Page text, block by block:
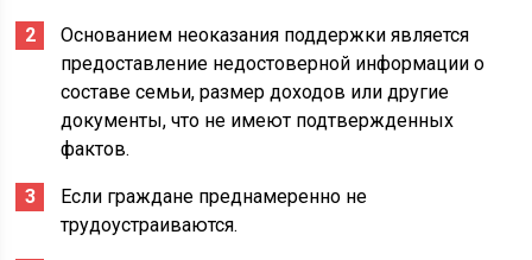
Основанием неоказания поддержки является
предоставление недостоверной информации о
составе семьи, размер доходов или другие
документы, что не имеют подтвержденных
фактов.
Если граждане преднамеренно не
трудоустраиваются.